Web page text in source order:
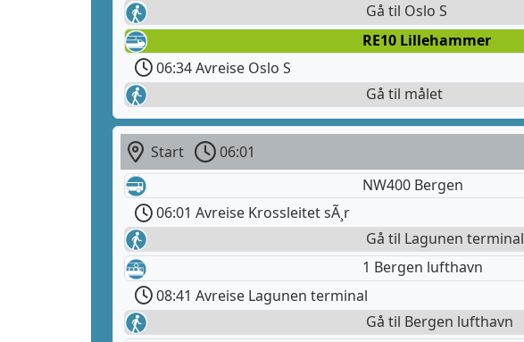
Gå til Oslo S
RE10 Lillehammer
06:34 Avreise Oslo S
Gå til målet
Start 06:01
NW400 Bergen
06:01 Avreise Krossleitet sÃ¸r
Gå til Lagunen terminal
1 Bergen lufthavn
08:41 Avreise Lagunen terminal
Gå til Bergen lufthavn